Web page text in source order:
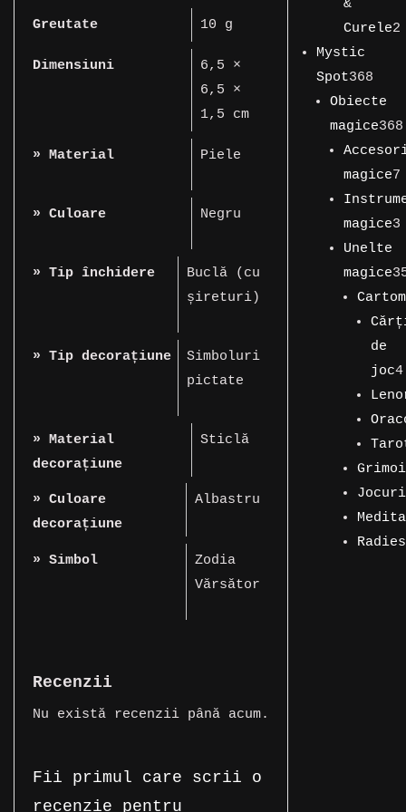
Greutate 10 g
Dimensiuni
6,5 ×
6,5 ×
1,5 cm
» Material Piele
» Culoare Negru
» Tip închidere
Buclă (cu
șireturi)
» Tip decorațiune
Simboluri
pictate
» Material
decorațiune
Sticlă
» Culoare
decorațiune
Albastru
» Simbol
Zodia
Vărsător
Recenzii
Nu există recenzii până acum.
Fii primul care scrii o
recenzie pentru
produse
&
Curele2
2
produse
Mystic
Spot368368
de
Obiecte
magice368
368
de
produse
magice7
7
produse
magice3
3
produse
Unelte
magice
358
de
produse
149
dede
joc4
4
11
33
de
71
de
5
Jocuri
3
1